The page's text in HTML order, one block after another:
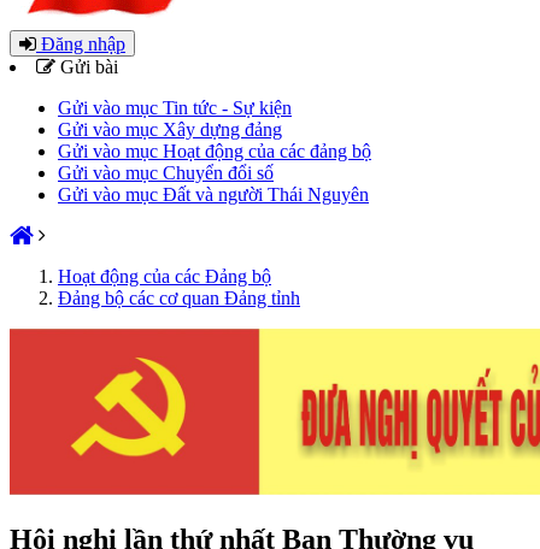
Đăng nhập
Gửi bài
Gửi vào mục Tin tức - Sự kiện
Gửi vào mục Xây dựng đảng
Gửi vào mục Hoạt động của các đảng bộ
Gửi vào mục Chuyển đổi số
Gửi vào mục Đất và người Thái Nguyên
Hoạt động của các Đảng bộ
Đảng bộ các cơ quan Đảng tỉnh
Hội nghị lần thứ nhất Ban Thường vụ